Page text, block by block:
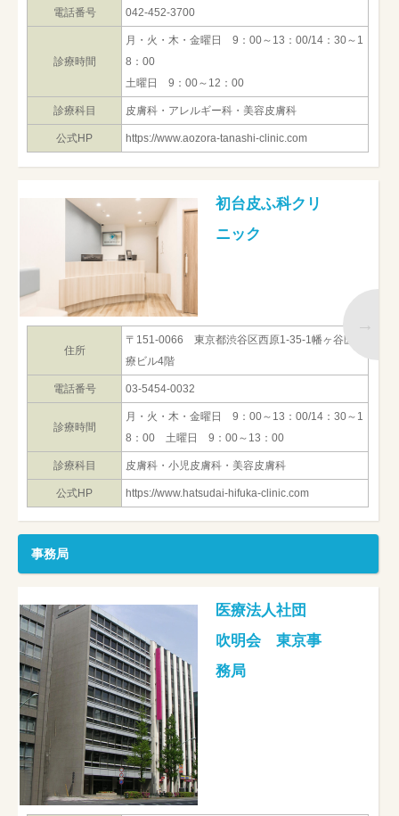
電話番号 042-452-3700
診療時間
月・火・木・金曜日 9：00～13：00/14：30～1
8：00
土曜日 9：00～12：00
診療科目 皮膚科・アレルギー科・美容皮膚科
公式HP https://www.aozora-tanashi-clinic.com
初台皮ふ科クリ
ニック
住所
〒151-0066 東京都渋谷区西原1-35-1幡ヶ谷医
療ビル4階
電話番号 03-5454-0032
診療時間
月・火・木・金曜日 9：00～13：00/14：30～1
8：00 土曜日 9：00～13：00
診療科目 皮膚科・小児皮膚科・美容皮膚科
公式HP https://www.hatsudai-hifuka-clinic.com
事務局
医療法人社団
吹明会 東京事
務局